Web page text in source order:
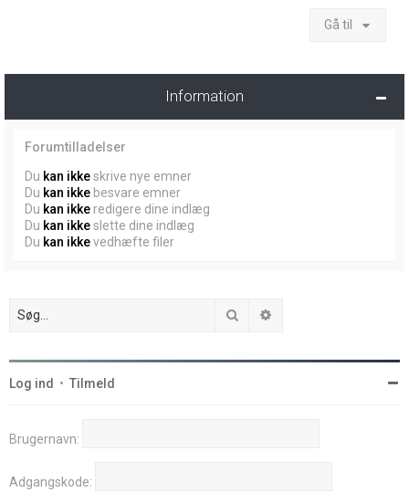
Gå til
Information
Forumtilladelser
Du kan ikkeskrive nye emner
Du kan ikke besvare emner
Du kan ikke redigere dine indlæg
Du kan ikkeslette dine indlæg
Du kan ikkevedhæfte filer
Søg
Log ind • Tilmeld
Brugernavn:
Adgangskode: